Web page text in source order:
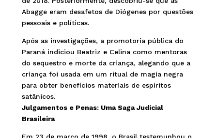
Abagge eram desafetos de Diógenes por questões
pessoais e políticas.
Após as investigações, a promotoria pública do
Paraná indiciou Beatriz e Celina como mentoras
do sequestro e morte da criança, alegando que a
criança foi usada em um ritual de magia negra
para obter benefícios materiais de espíritos
satânicos.
Julgamentos e Penas: Uma Saga Judicial
Brasileira